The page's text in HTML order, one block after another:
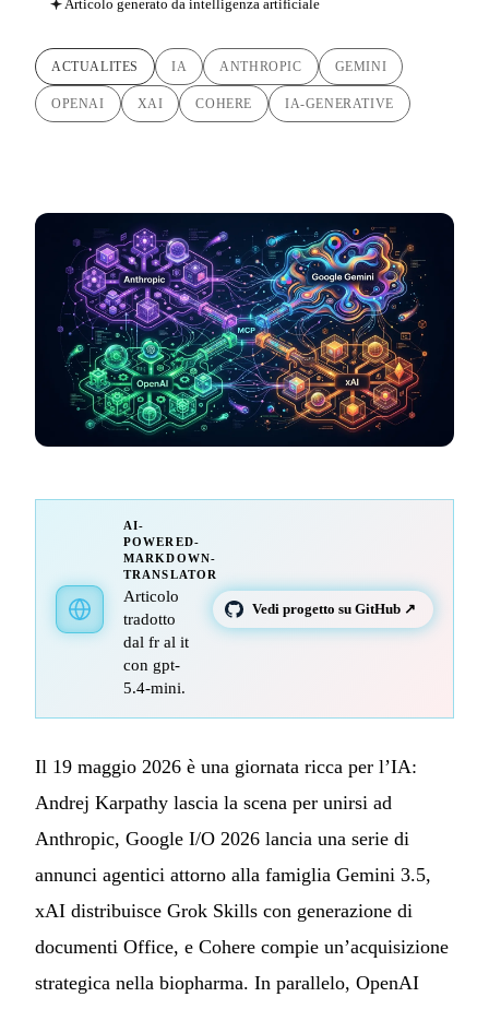
Articolo generato da intelligenza artificiale
ACTUALITES IA ANTHROPIC GEMINI
OPENAI XAI COHERE IA-GENERATIVE
AI-
POWERED-
MARKDOWN-
TRANSLATOR
Articolo
tradotto
dal fr al it
con gpt-
5.4-mini.
Vedi progetto su GitHub ↗
Il 19 maggio 2026 è una giornata ricca per l’IA:
Andrej Karpathy lascia la scena per unirsi ad
Anthropic, Google I/O 2026 lancia una serie di
annunci agentici attorno alla famiglia Gemini 3.5,
xAI distribuisce Grok Skills con generazione di
documenti Office, e Cohere compie un’acquisizione
strategica nella biopharma. In parallelo, OpenAI